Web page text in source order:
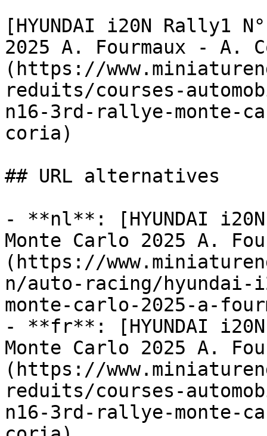
[HYUNDAI i20N Rally1
2025 A. Fourmaux - A.
(https://
reduits/courses-
n16-3rd-rallye-monte-
coria)
## URL alternatives
- **nl**: [HYUNDAI
Monte Carlo 2025 A.
(https://
n/auto-racing/
monte-carlo-2025-a-
- **fr**: [HYUNDAI
Monte Carlo 2025 A.
(https://
reduits/courses-
n16-3rd-rallye-monte-